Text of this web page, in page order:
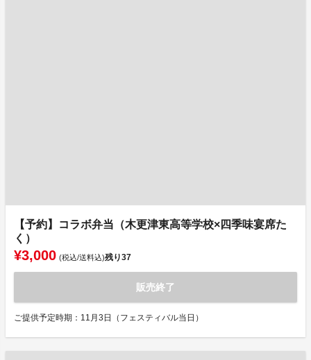
【予約】コラボ弁当（木更津東高等学校×四季味宴席た
く）
¥3,000 (税込/送料込)残り37
販売終了
ご提供予定時期：11月3日（フェスティバル当日）